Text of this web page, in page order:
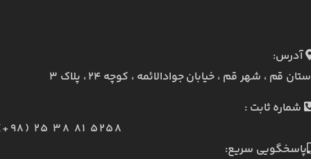
آدرس:
قم ، شهر قم ، خیابان جوادالائمه ، کوچه ۲۴ ، پلاک ۳
شماره ثابت :
25 38 81 5258
پاسخگویی سریع: